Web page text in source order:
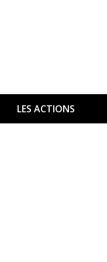
LES ACTIONS